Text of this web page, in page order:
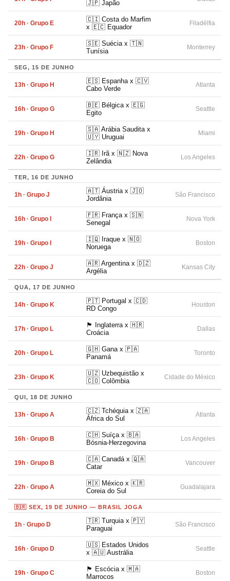
🇯🇵 Japão
20h · Grupo E
🇨🇮 Costa do Marfim
x 🇪🇨 Equador
Filadélfia
23h · Grupo F
🇸🇪 Suécia x 🇹🇳
Tunísia
Monterrey
SEG, 15 DE JUNHO
13h · Grupo H
🇪🇸 Espanha x 🇨🇻
Cabo Verde
Atlanta
16h · Grupo G
🇧🇪 Bélgica x 🇪🇬
Egito
Seattle
19h · Grupo H
🇸🇦 Arábia Saudita x
🇺🇾 Uruguai
Miami
22h · Grupo G
🇮🇷 Irã x 🇳🇿 Nova
Zelândia
Los Angeles
TER, 16 DE JUNHO
1h · Grupo J
🇦🇹 Áustria x 🇯🇴
Jordânia
São Francisco
16h · Grupo I
🇫🇷 França x 🇸🇳
Senegal
Nova York
19h · Grupo I
🇮🇶 Iraque x 🇳🇴
Noruega
Boston
22h · Grupo J
🇦🇷 Argentina x 🇩🇿
Argélia
Kansas City
QUA, 17 DE JUNHO
14h · Grupo K
🇵🇹 Portugal x 🇨🇩
RD Congo
Houston
17h · Grupo L
🏴󠁧󠁢󠁥󠁮󠁧󠁿 Inglaterra x 🇭🇷
Croácia
Dallas
20h · Grupo L
🇬🇭 Gana x 🇵🇦
Panamá
Toronto
23h · Grupo K
🇺🇿 Uzbequistão x
🇨🇴 Colômbia
Cidade do México
QUI, 18 DE JUNHO
13h · Grupo A
🇨🇿 Tchéquia x 🇿🇦
África do Sul
Atlanta
16h · Grupo B
🇨🇭 Suíça x 🇧🇦
Bósnia-Herzegovina
Los Angeles
19h · Grupo B
🇨🇦 Canadá x 🇶🇦
Catar
Vancouver
22h · Grupo A
🇲🇽 México x 🇰🇷
Coreia do Sul
Guadalajara
🇧🇷 SEX, 19 DE JUNHO — BRASIL JOGA
1h · Grupo D
🇹🇷 Turquia x 🇵🇾
Paraguai
São Francisco
16h · Grupo D
🇺🇸 Estados Unidos
x 🇦🇺 Austrália
Seattle
19h · Grupo C
🏴󠁧󠁢󠁳󠁣󠁴󠁿 Escócia x 🇲🇦
Marrocos
Boston